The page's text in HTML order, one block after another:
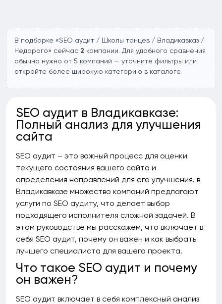
В подборке «SEO аудит / Школы танцев / Владикавказ /
Недорого» сейчас 2 компании. Для удобного сравнения
обычно нужно от 5 компаний — уточните фильтры или
откройте более широкую категорию в каталоге.
SEO аудит в Владикавказе:
Полный анализ для улучшения
сайта
SEO аудит – это важный процесс для оценки
текущего состояния вашего сайта и
определения направлений для его улучшения. в
Владикавказе множество компаний предлагают
услуги по SEO аудиту, что делает выбор
подходящего исполнителя сложной задачей. В
этом руководстве мы расскажем, что включает в
себя SEO аудит, почему он важен и как выбрать
лучшего специалиста для вашего проекта.
Что такое SEO аудит и почему
он важен?
SEO аудит включает в себя комплексный анализ